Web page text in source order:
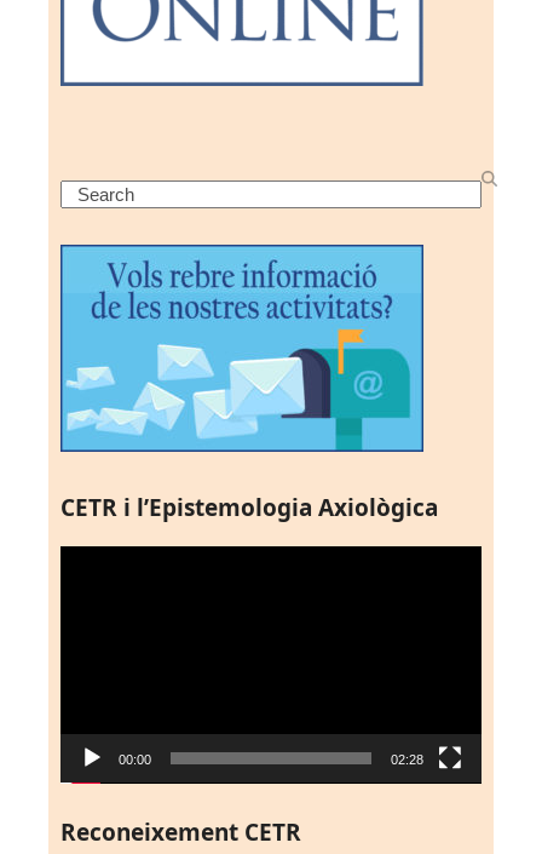
Search
CETR i l’Epistemologia Axiològica
00:00 02:28
Reconeixement CETR